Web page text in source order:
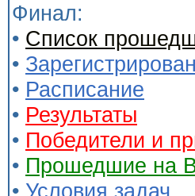
Финал:
• Список
•
• Расписание
• Результаты
• Победители и
• Прошедшие на
• Условия задач